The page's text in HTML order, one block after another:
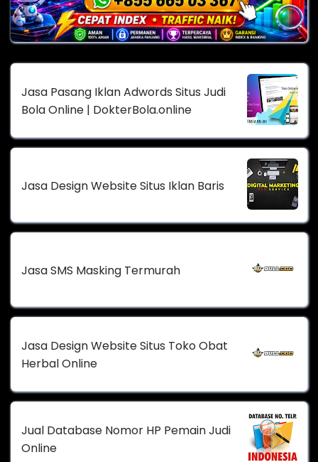
Jasa Pasang Iklan Adwords Situs Judi
Bola Online | DokterBola.online
Jasa Design Website Situs Iklan Baris
Jasa SMS Masking Termurah
Jasa Design Website Situs Toko Obat
Herbal Online
Jual Database Nomor HP Pemain Judi
Online